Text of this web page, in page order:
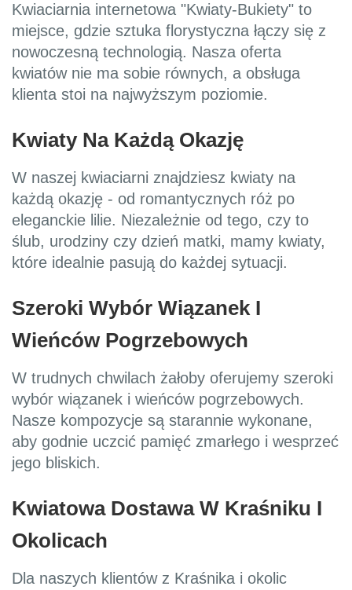
Kwiaciarnia internetowa "Kwiaty-Bukiety" to
miejsce, gdzie sztuka florystyczna łączy się z
nowoczesną technologią. Nasza oferta
kwiatów nie ma sobie równych, a obsługa
klienta stoi na najwyższym poziomie.
Kwiaty Na Każdą Okazję
W naszej kwiaciarni znajdziesz kwiaty na
każdą okazję - od romantycznych róż po
eleganckie lilie. Niezależnie od tego, czy to
ślub, urodziny czy dzień matki, mamy kwiaty,
które idealnie pasują do każdej sytuacji.
Szeroki Wybór Wiązanek I
Wieńców Pogrzebowych
W trudnych chwilach żałoby oferujemy szeroki
wybór wiązanek i wieńców pogrzebowych.
Nasze kompozycje są starannie wykonane,
aby godnie uczcić pamięć zmarłego i wesprzeć
jego bliskich.
Kwiatowa Dostawa W Kraśniku I
Okolicach
Dla naszych klientów z Kraśnika i okolic